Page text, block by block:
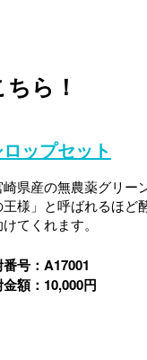
ら！
ップセット
県産の無農薬グリー
様」と呼ばれるほど
てくれます。
号：A17001
額：10,000円